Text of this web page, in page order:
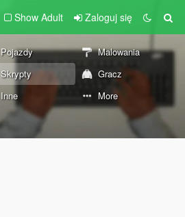
Show Adult Zaloguj się
Pojazdy
Malowania
Skrypty
Gracz
Inne More